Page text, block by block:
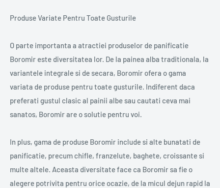
Produse Variate Pentru Toate Gusturile
O parte importanta a atractiei produselor de panificatie
Boromir este diversitatea lor. De la painea alba traditionala, la
variantele integrale si de secara, Boromir ofera o gama
variata de produse pentru toate gusturile. Indiferent daca
preferati gustul clasic al painii albe sau cautati ceva mai
sanatos, Boromir are o solutie pentru voi.
In plus, gama de produse Boromir include si alte bunatati de
panificatie, precum chifle, franzelute, baghete, croissante si
multe altele. Aceasta diversitate face ca Boromir sa fie o
alegere potrivita pentru orice ocazie, de la micul dejun rapid la